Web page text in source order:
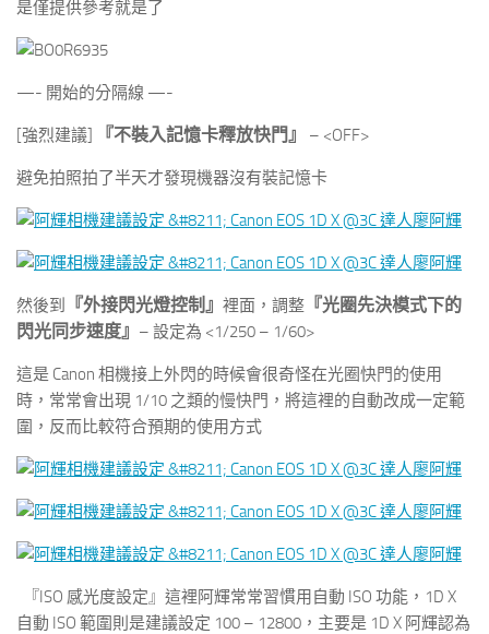
是僅提供參考就是了
—- 開始的分隔線 —-
[強烈建議] 『不裝入記憶卡釋放快門』 – <OFF>
避免拍照拍了半天才發現機器沒有裝記憶卡
然後到 『外接閃光燈控制』 裡面，調整 『光圈先決模式下的
閃光同步速度』 – 設定為 <1/250 – 1/60>
這是 Canon 相機接上外閃的時候會很奇怪在光圈快門的使用
時，常常會出現 1/10 之類的慢快門，將這裡的自動改成一定範
圍，反而比較符合預期的使用方式
『ISO 感光度設定』這裡阿輝常常習慣用自動 ISO 功能，1D X
自動 ISO 範圍則是建議設定 100 – 12800，主要是 1D X 阿輝認為